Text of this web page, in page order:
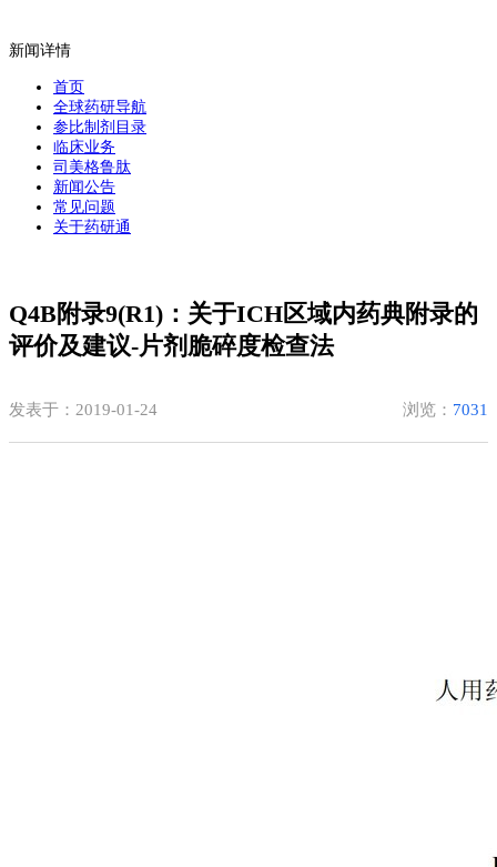
新闻详情
首页
全球药研导航
参比制剂目录
临床业务
司美格鲁肽
新闻公告
常见问题
关于药研通
Q4B附录9(R1)：关于ICH区域内药典附录的
评价及建议-片剂脆碎度检查法
发表于：2019-01-24 浏览： 7031